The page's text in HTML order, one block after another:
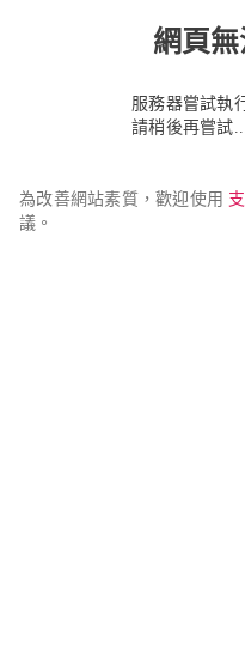
網頁
服務器嘗試執
請稍後再嘗試
為改善網站素質，歡迎使用
議。